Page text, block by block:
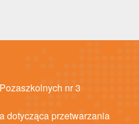
nr 3
dotycząca przetwarzania